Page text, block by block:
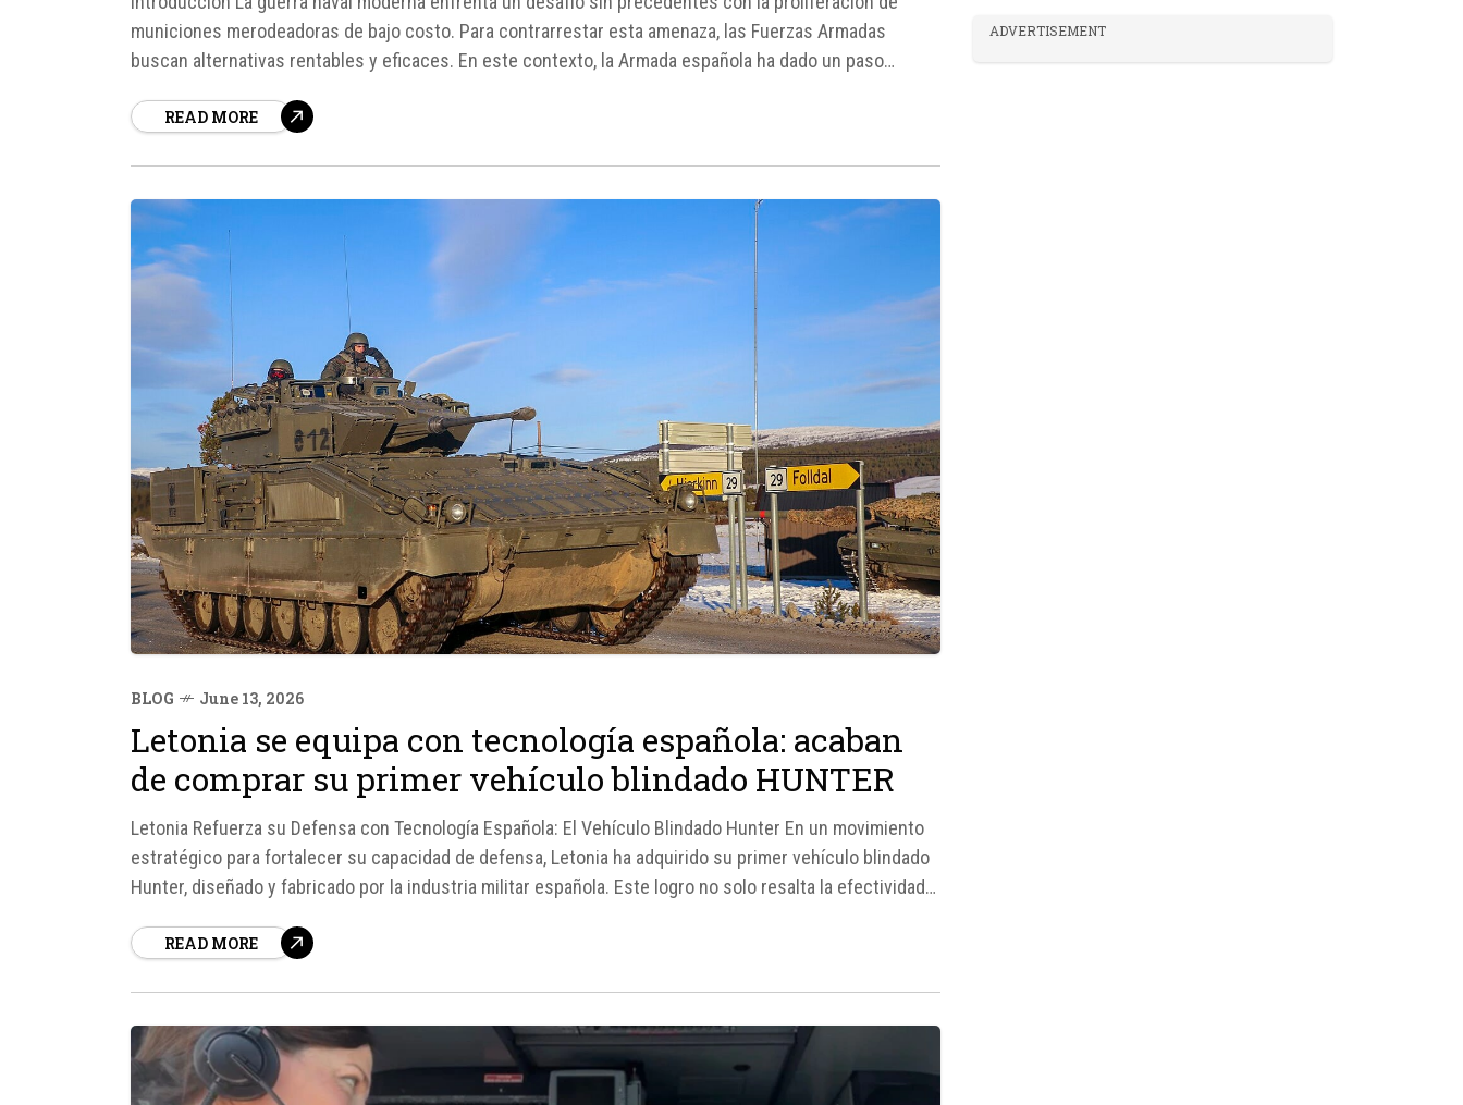
municiones merodeadoras de bajo costo. Para contrarrestar esta amenaza, las Fuerzas Armadas
buscan alternativas rentables y eficaces. En este contexto, la Armada española ha dado un paso
READ MORE
BLOG June 13, 2026
Letonia se equipa con tecnología española: acaban
de comprar su primer vehículo blindado HUNTER
Letonia Refuerza su Defensa con Tecnología Española: El Vehículo Blindado Hunter En un movimiento
estratégico para fortalecer su capacidad de defensa, Letonia ha adquirido su primer vehículo blindado
Hunter, diseñado y fabricado por la industria militar española. Este logro no solo resalta la efectividad
READ MORE
ADVERTISEMENT